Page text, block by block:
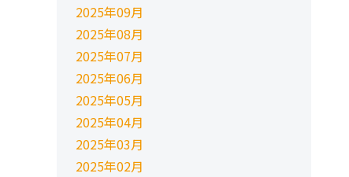
2025年09月
2025年08月
2025年07月
2025年06月
2025年05月
2025年04月
2025年03月
2025年02月